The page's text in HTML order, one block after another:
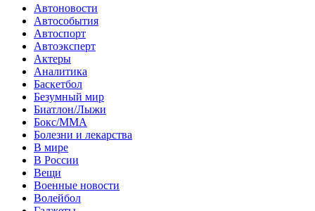
Автоновости
Автособытия
Автоспорт
Автоэксперт
Актеры
Аналитика
Баскетбол
Безумный мир
Биатлон/Лыжи
Бокс/MMA
Болезни и лекарства
В мире
В России
Вещи
Военные новости
Волейбол